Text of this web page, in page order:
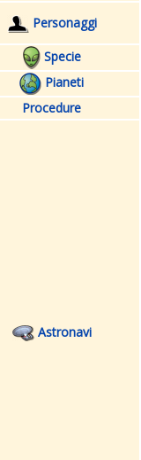
Personaggi
Specie
Pianeti
Procedure
Astronavi